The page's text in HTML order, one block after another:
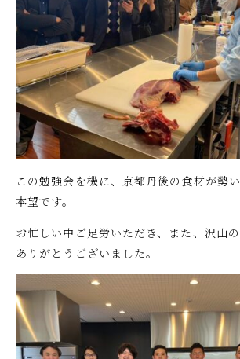
この勉強会を機に、京都丹後の食材が勢
本望です。
お忙しい中ご足労いただき、また、沢山
ありがとうございました。